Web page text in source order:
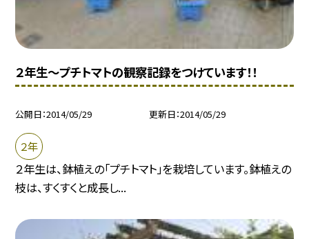
２年生〜プチトマトの観察記録をつけています！！
公開日 2014/05/29 更新日 2014/05/29
２年
２年生は、鉢植えの「プチトマト」を栽培しています。鉢植えの
枝は、すくすくと成長し...